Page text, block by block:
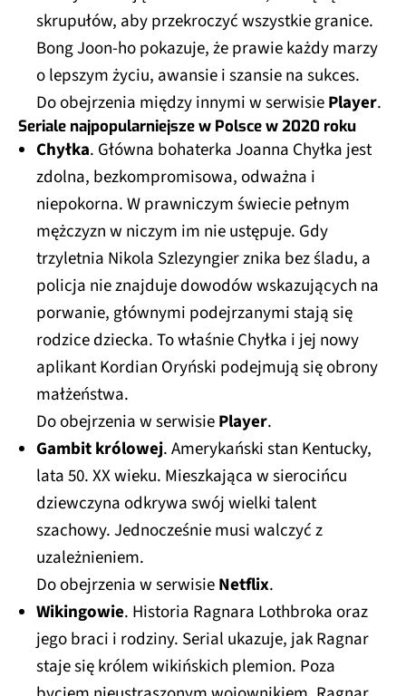
skrupułów, aby przekroczyć wszystkie granice.
Bong Joon-ho pokazuje, że prawie każdy marzy
o lepszym życiu, awansie i szansie na sukces.
Do obejrzenia między innymi w serwisiePlayer
Seriale najpopularniejsze w Polsce w 2020 roku
Chyłka. Główna bohaterka Joanna Chyłka jest
zdolna, bezkompromisowa, odważna i
niepokorna. W prawniczym świecie pełnym
mężczyzn w niczym im nie ustępuje. Gdy
trzyletnia Nikola Szlezyngier znika bez śladu, a
policja nie znajduje dowodów wskazujących na
porwanie, głównymi podejrzanymi stają się
rodzice dziecka. To właśnie Chyłka i jej nowy
aplikant Kordian Oryński podejmują się obrony
małżeństwa.
Do obejrzenia w serwisiePlayer
Gambit królowej . Amerykański stan Kentucky,
lata 50. XX wieku. Mieszkająca w sierocińcu
dziewczyna odkrywa swój wielki talent
szachowy. Jednocześnie musi walczyć z
uzależnieniem.
Do obejrzenia w serwisieNetflix
Wikingowie . Historia Ragnara Lothbroka oraz
jego braci i rodziny. Serial ukazuje, jak Ragnar
staje się królem wikińskich plemion. Poza
byciem nieustraszonym wojownikiem, Ragnar